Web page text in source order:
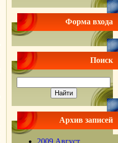
Форма входа
Поиск
Архив записей
2009 Август